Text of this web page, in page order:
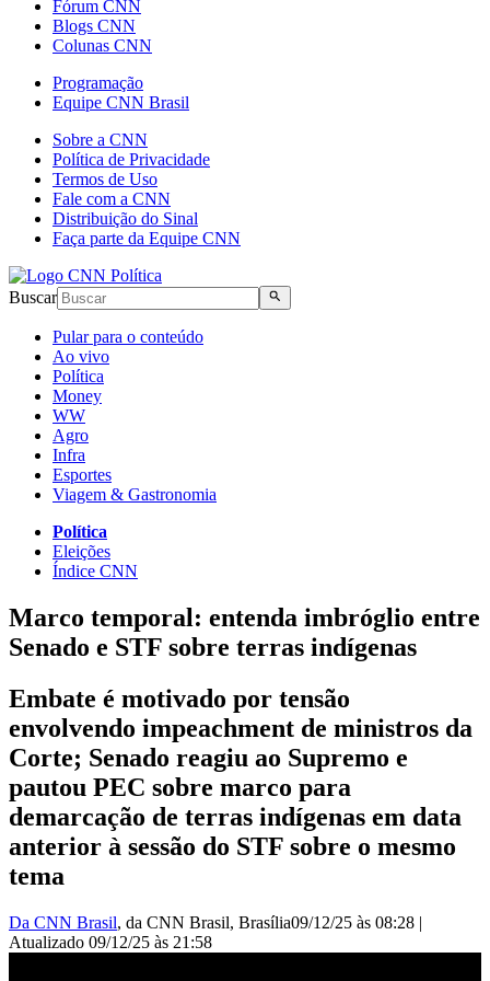
Fórum CNN
Blogs CNN
Colunas CNN
Programação
Equipe CNN Brasil
Sobre a CNN
Política de Privacidade
Termos de Uso
Fale com a CNN
Distribuição do Sinal
Faça parte da Equipe CNN
Buscar
Pular para o conteúdo
Ao vivo
Política
Money
WW
Agro
Infra
Esportes
Viagem & Gastronomia
Política
Eleições
Índice CNN
Marco temporal: entenda imbróglio entre
Senado e STF sobre terras indígenas
Embate é motivado por tensão
envolvendo impeachment de ministros da
Corte; Senado reagiu ao Supremo e
pautou PEC sobre marco para
demarcação de terras indígenas em data
anterior à sessão do STF sobre o mesmo
tema
Da CNN Brasil, da CNN Brasil, Brasília09/12/25 às 08:28 |
Atualizado 09/12/25 às 21:58